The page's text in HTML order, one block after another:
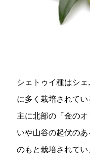
シェトゥイ種はシ
に多く栽培されてい
主に北部の「金の
いや山谷の起伏の
のもと栽培されてい